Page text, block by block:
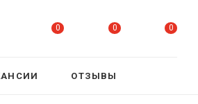
0 0 0
ОТЗЫВЫ